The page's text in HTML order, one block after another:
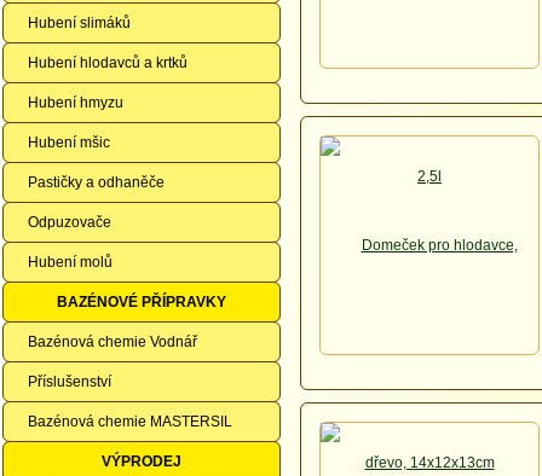
Hubení slimáků
Hubení hlodavců a krtků
Hubení hmyzu
Hubení mšic
Pastičky a odhaněče
Odpuzovače
Hubení molů
BAZÉNOVÉ PŘÍPRAVKY
Bazénová chemie Vodnář
Příslušenství
Bazénová chemie MASTERSIL
VÝPRODEJ